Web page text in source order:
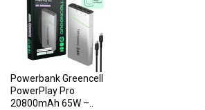
Powerbank Greencell
PowerPlay Pro
20800mAh 65W –..